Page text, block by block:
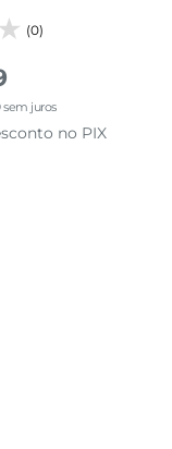
(0)
sem juros
no PIX